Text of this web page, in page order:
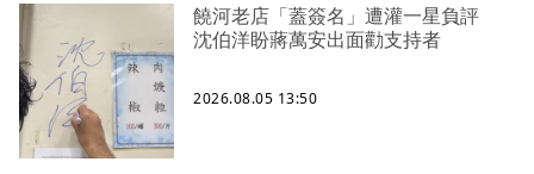
饒河老店「蓋簽名」遭灌一星負評
沈伯洋盼蔣萬安出面勸支持者
2026.08.05 13:50